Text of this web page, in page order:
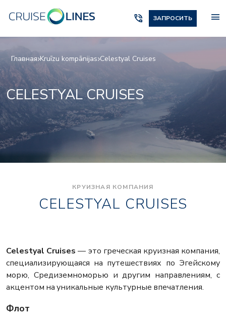
phone_in_talk ЗАПРОСИТЬ menu
Главная Kruīzu kompānijas Celestyal Cruises
CELESTYAL CRUISES
КРУИЗНАЯ КОМПАНИЯ
CELESTYAL CRUISES
Celestyal Cruises — это греческая круизная компания,
специализирующаяся на путешествиях по Эгейскому
морю, Средиземноморью и другим направлениям, с
акцентом на уникальные культурные впечатления.
Флот